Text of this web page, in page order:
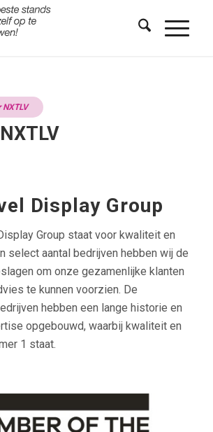
NXTLV
Display Group
Group staat voor kwaliteit en
select aantal bedrijven hebben wij de
om onze gezamenlijke klanten
te kunnen voorzien. De
hebben een lange historie en
opgebouwd, waarbij kwaliteit en
1 staat.